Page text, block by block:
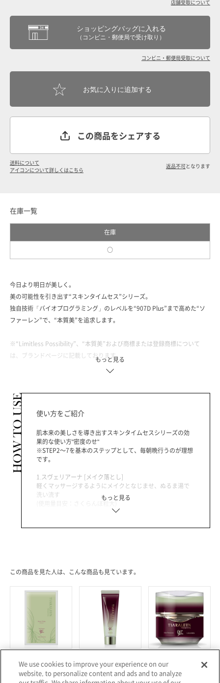
店舗受取について
ショッピングバッグに入れる
（コンビニ・郵便局で受け取り）
コンビニ・郵便局受取について
この商品をシェアする
送料について
アイコンについて詳しくはこちら
返品不可となります
在庫一覧
在庫
○
今日より明日が美しく。
美の可能性を引き出す“スキンタイムセス”シリーズ。
独自技術「バイオプログラミング」のレベルを“907D Plus”まで高めた“ソ
ファーレン”で、“本質美”を追求します。
※“Limitless Possibility”、“本質美”および商標または登録商標について
は、ブランドページに記載しております。
ス 907D Plus 理水』で頭皮や髪、肌を整えていただくのがおすすめです。
また、その他の同シリーズ製品との併用により、さらなる本質美を目指しま
す。
※各製品の“907D Plus”や“107D Plus”、“27D Plus”などは「バイオプログ
ラミング」の技術レベルを表しています。
＜洗顔・全身用石鹸／標準重量100g(枠練)／1種＞
なります。
もっと見る
使い方をご紹介
肌本来の美しさを導き出すスキンタイムセスシリーズの効
果的な使い方"密度のせ"
※STEP2～7を基本のステップとして、毎朝晩行うのが理想
です。
1.スヴェリアーナ [メイク落とし]
軽くマッサージするようにメイクとなじませ、ぬるま湯で
洗い流す
(使用量目安：さくらんぼ粒大)
濃密な泡でやさしく包み込むように洗う
顔全体、耳の後ろ、首になじませる
(使用量目安：スポイトで3～5滴)
5.リリアンカ [美容液]
まんべんなく広げる
(使用量目安：100円硬貨大)
たっぷり顔全体に均一に広げる
(使用量目安：パール粒大)
もっと見る
この商品を見た人は、こんな商品も見ています。
スキンタイムセス 907D Plus サ
ファーロイヤル [フェイシャル
スキンタイムセス 907D Plus ス
ヴェリアーナ [メイク落とし]
スキンタイムセス 907D Plus ラ
ランカ [クリーム]
We use cookies to improve your experience on our
website, to personalize content and ads and to analyze